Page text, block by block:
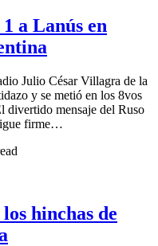
a Lanús en
Julio César Villagra de la
y se metió en los 8vos
divertido mensaje del Ruso
firme…
hinchas de